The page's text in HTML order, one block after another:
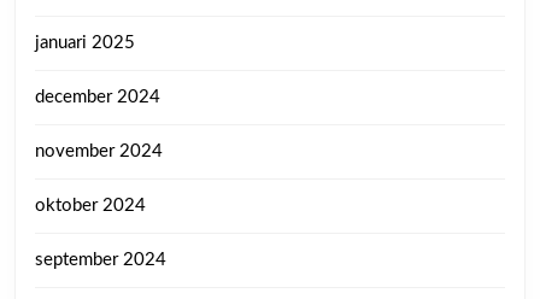
januari 2025
december 2024
november 2024
oktober 2024
september 2024